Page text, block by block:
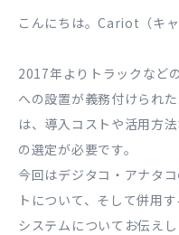
こんにちは。Cariot（キ
2017年よりトラックなど
への設置が義務付けられ
は、導入コストや活用方
の選定が必要です。
今回はデジタコ・アナタ
トについて、そして併用
システムについてお伝えし